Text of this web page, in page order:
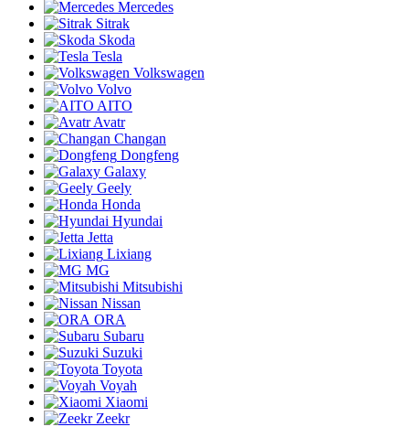
Mercedes
Sitrak
Skoda
Tesla
Volkswagen
Volvo
AITO
Avatr
Changan
Dongfeng
Galaxy
Geely
Honda
Hyundai
Jetta
Lixiang
MG
Mitsubishi
Nissan
ORA
Subaru
Suzuki
Toyota
Voyah
Xiaomi
Zeekr